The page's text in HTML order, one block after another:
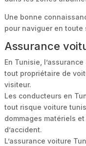
Une bonne
pour naviguer en
Assurance
En Tunisie,
tout propriétaire de
visiteur.
Les conducteurs en
tout risque voiture
dommages matériels
d’accident.
L’assurance voiture